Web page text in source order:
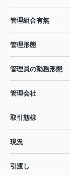
管理組合有無
管理形態
管理員の勤務形態
管理会社
取引態様
現況
引渡し